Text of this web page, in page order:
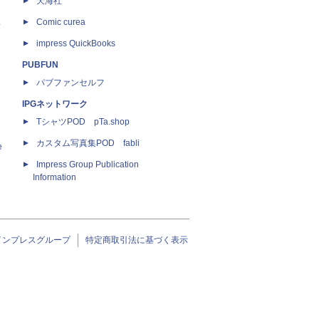
Comic curea
impress QuickBooks
PUBFUN
パブファンセルフ
IPGネットワーク
TシャツPOD pTa.shop
カスタム写真集POD fabli
Impress Group Publication
Information
ンプレスグループ 特定商取引法に基づく表示